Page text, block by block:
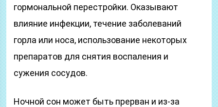
гормональной перестройки. Оказывают
влияние инфекции, течение заболеваний
горла или носа, использование некоторых
препаратов для снятия воспаления и
сужения сосудов.
Ночной сон может быть прерван и из-за